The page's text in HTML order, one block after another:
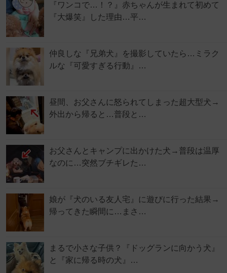
『ワンコで…！？』赤ちゃんが生まれて初めて
『大爆笑』した理由…平…
仲良しな『兄弟犬』を撮影していたら…ミラク
ルな『可愛すぎる行動』…
昼間、お父さんに怒られてしまった超大型犬→
外出から帰ると…普段と…
お父さんとキャンプに出かけた犬→普段は温厚
なのに…突然ブチギレた…
娘が『犬のいる友人宅』に遊びに行った結果→
帰ってきた瞬間に…まさ…
まるで小さな子供？『ドッグランに向かう犬』
と『家に帰る時の犬』…